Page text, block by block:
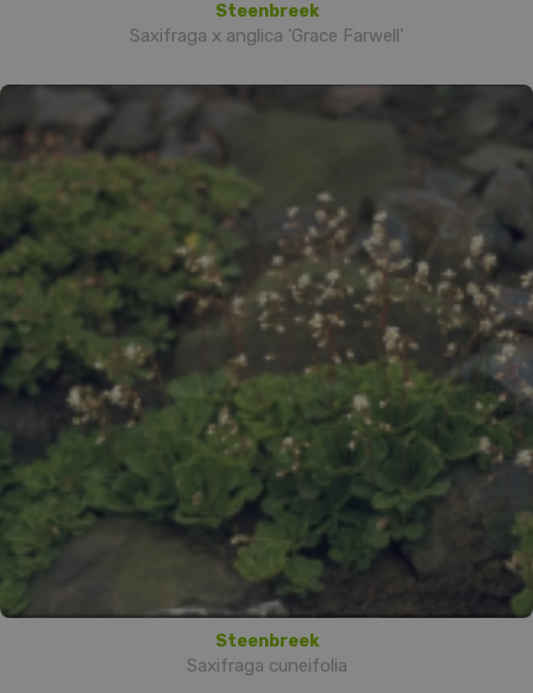
Steenbreek
Saxifraga x anglica 'Grace Farwell'
Steenbreek
Saxifraga cuneifolia